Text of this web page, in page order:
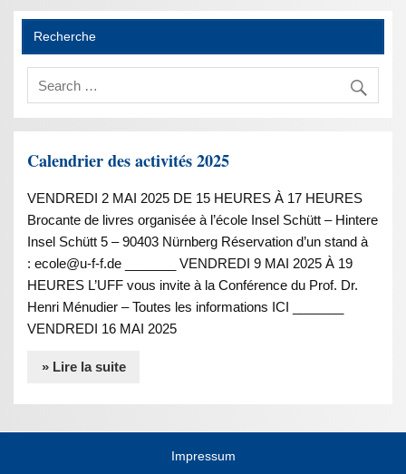
Recherche
Calendrier des activités 2025
VENDREDI 2 MAI 2025 DE 15 HEURES À 17 HEURES
Brocante de livres organisée à l’école Insel Schütt – Hintere
Insel Schütt 5 – 90403 Nürnberg Réservation d’un stand à
: ecole@u-f-f.de _______ VENDREDI 9 MAI 2025 À 19
HEURES L’UFF vous invite à la Conférence du Prof. Dr.
Henri Ménudier – Toutes les informations ICI _______
VENDREDI 16 MAI 2025
» Lire la suite
Impressum